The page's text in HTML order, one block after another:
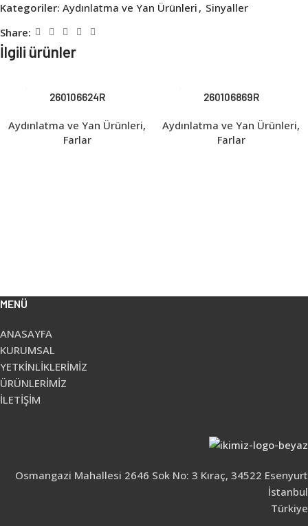
Kategoriler: Aydınlatma ve Yan Ürünleri , Sinyaller
Share:
İlgili ürünler
260106624R
Aydınlatma ve Yan Ürünleri,
Farlar
260106869R
Aydınlatma ve Yan Ürünleri,
Farlar
MENÜ
ANASAYFA
KURUMSAL
YETKİNLİKLERİMİZ
ÜRÜNLERİMİZ
İLETİŞİM
Osmangazi Mahallesi 2646 Sok No: 3 Kıraç, 34522 Esenyurt
İstanbul
Türkiye